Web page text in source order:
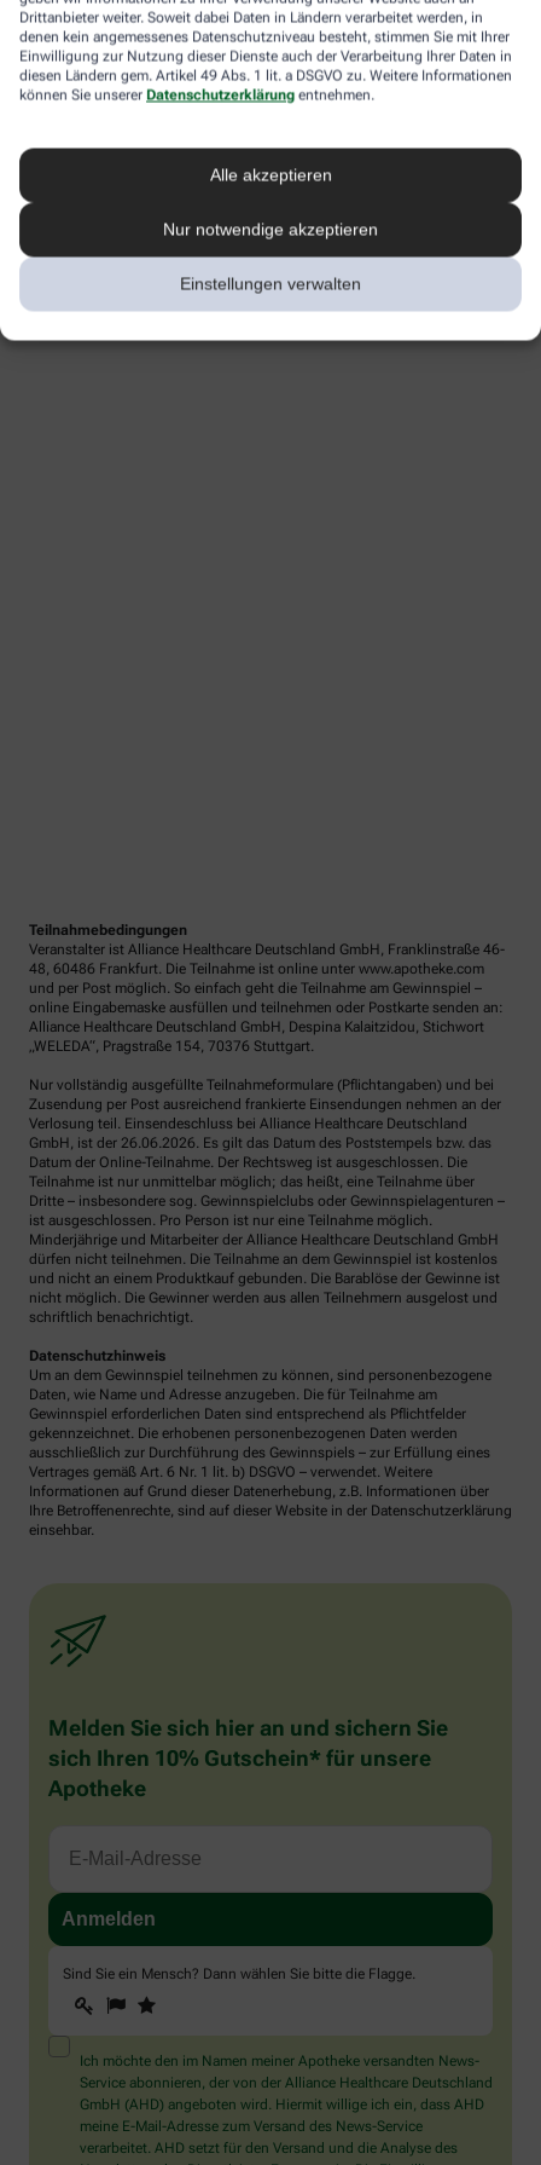
Drittanbieter weiter. Soweit dabei Daten in Ländern verarbeitet werden, in
denen kein angemessenes Datenschutzniveau besteht, stimmen Sie mit Ihrer
Einwilligung zur Nutzung dieser Dienste auch der Verarbeitung Ihrer Daten in
diesen Ländern gem. Artikel 49 Abs. 1 lit. a DSGVO zu. Weitere Informationen
können Sie unserer Datenschutzerklärung entnehmen.
Alle akzeptieren
Nur notwendige akzeptieren
Einstellungen verwalten
Teilnahmebedingungen
Veranstalter ist Alliance Healthcare Deutschland GmbH, Franklinstraße 46-
48, 60486 Frankfurt. Die Teilnahme ist online unter www.apotheke.com
und per Post möglich. So einfach geht die Teilnahme am Gewinnspiel –
online Eingabemaske ausfüllen und teilnehmen oder Postkarte senden an:
Alliance Healthcare Deutschland GmbH, Despina Kalaitzidou, Stichwort
„WELEDA“, Pragstraße 154, 70376 Stuttgart.
Nur vollständig ausgefüllte Teilnahmeformulare (Pflichtangaben) und bei
Zusendung per Post ausreichend frankierte Einsendungen nehmen an der
Verlosung teil. Einsendeschluss bei Alliance Healthcare Deutschland
GmbH, ist der 26.06.2026. Es gilt das Datum des Poststempels bzw. das
Datum der Online-Teilnahme. Der Rechtsweg ist ausgeschlossen. Die
Teilnahme ist nur unmittelbar möglich; das heißt, eine Teilnahme über
Dritte – insbesondere sog. Gewinnspielclubs oder Gewinnspielagenturen –
ist ausgeschlossen. Pro Person ist nur eine Teilnahme möglich.
Minderjährige und Mitarbeiter der Alliance Healthcare Deutschland GmbH
dürfen nicht teilnehmen. Die Teilnahme an dem Gewinnspiel ist kostenlos
und nicht an einem Produktkauf gebunden. Die Barablöse der Gewinne ist
nicht möglich. Die Gewinner werden aus allen Teilnehmern ausgelost und
schriftlich benachrichtigt.
Datenschutzhinweis
Um an dem Gewinnspiel teilnehmen zu können, sind personenbezogene
Daten, wie Name und Adresse anzugeben. Die für Teilnahme am
Gewinnspiel erforderlichen Daten sind entsprechend als Pflichtfelder
gekennzeichnet. Die erhobenen personenbezogenen Daten werden
ausschließlich zur Durchführung des Gewinnspiels – zur Erfüllung eines
Vertrages gemäß Art. 6 Nr. 1 lit. b) DSGVO – verwendet. Weitere
Informationen auf Grund dieser Datenerhebung, z.B. Informationen über
Ihre Betroffenenrechte, sind auf dieser Website in der Datenschutzerklärung
einsehbar.
Melden Sie sich hier an und sichern Sie
sich Ihren 10% Gutschein* für unsere
Apotheke
Sind Sie ein Mensch? Dann wählen Sie bitte die Flagge.
Sind
Sie
ein
Mensch?
Dann
wählen
Sie
bitte
1 2
Ich möchte den im Namen meiner Apotheke versandten News-
Service abonnieren, der von der Alliance Healthcare Deutschland
GmbH (AHD) angeboten wird. Hiermit willige ich ein, dass AHD
meine E-Mail-Adresse zum Versand des News-Service
verarbeitet. AHD setzt für den Versand und die Analyse des